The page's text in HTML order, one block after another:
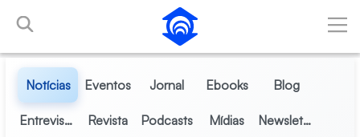
Pular para o Conteúdo principal
Notícias Eventos Jornal Ebooks Blog
Entrevistas Revista Podcasts Mídias Newsletter